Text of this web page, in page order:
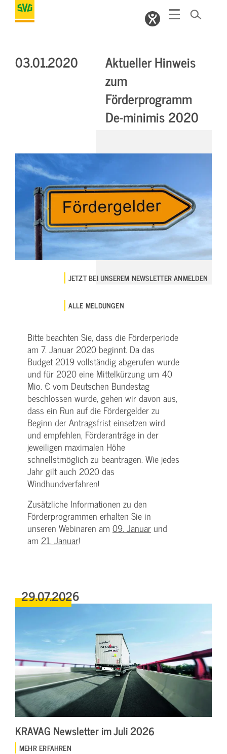
03.01.2020
Aktueller Hinweis
zum
Förderprogramm
De-minimis 2020
JETZT BEI UNSEREM NEWSLETTER ANMELDEN
ALLE MELDUNGEN
Bitte beachten Sie, dass die Förderperiode
am 7. Januar 2020 beginnt. Da das
Budget 2019 vollständig abgerufen wurde
und für 2020 eine Mittelkürzung um 40
Mio. € vom Deutschen Bundestag
beschlossen wurde, gehen wir davon aus,
dass ein Run auf die Fördergelder zu
Beginn der Antragsfrist einsetzen wird
und empfehlen, Förderanträge in der
jeweiligen maximalen Höhe
schnellstmöglich zu beantragen. Wie jedes
Jahr gilt auch 2020 das
Windhundverfahren!
Zusätzliche Informationen zu den
Förderprogrammen erhalten Sie in
unseren Webinaren am 09. Januar und
am 21. Januar!
29.07.2026
KRAVAG Newsletter im Juli 2026
MEHR ERFAHREN